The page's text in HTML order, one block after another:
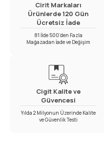
Cirit Markaları
Ürünlerde 120 Gün
Ücretsiz İade
81 İlde 500’den Fazla
Mağazadan İade ve Değişim
Cigit Kalite ve
Güvencesi
Yılda 2 Milyonun Üzerinde Kalite
ve Güvenlik Testi